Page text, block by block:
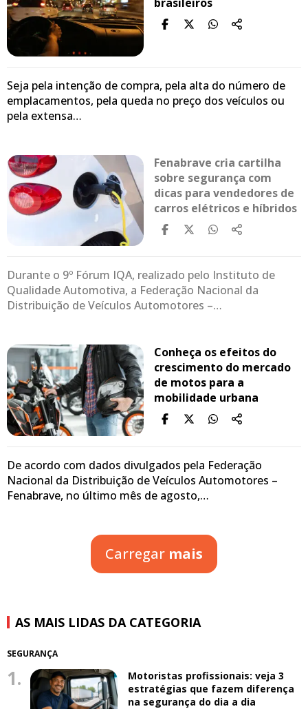
Seja pela intenção de compra, pela alta do número de
emplacamentos, pela queda no preço dos veículos ou
pela extensa…
Fenabrave cria cartilha
sobre segurança com
dicas para vendedores de
carros elétricos e híbridos
Durante o 9º Fórum IQA, realizado pelo Instituto de
Qualidade Automotiva, a Federação Nacional da
Distribuição de Veículos Automotores –…
Conheça os efeitos do
crescimento do mercado
de motos para a
mobilidade urbana
De acordo com dados divulgados pela Federação
Nacional da Distribuição de Veículos Automotores –
Fenabrave, no último mês de agosto,…
Carregar mais
AS MAIS LIDAS DA CATEGORIA
SEGURANÇA
1.
Motoristas profissionais: veja 3
estratégias que fazem diferença
na segurança do dia a dia